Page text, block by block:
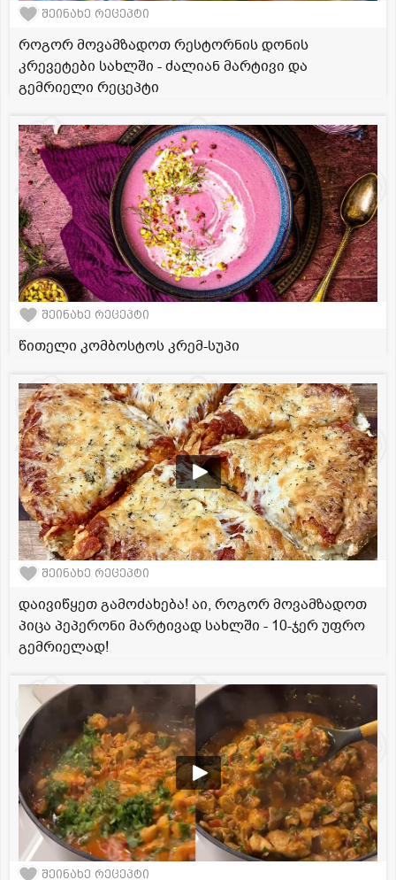
შეინახე რეცეპტი
როგორ მოვამზადოთ რესტორნის დონის
კრევეტები სახლში - ძალიან მარტივი და
გემრიელი რეცეპტი
შეინახე რეცეპტი
წითელი კომბოსტოს კრემ-სუპი
შეინახე რეცეპტი
დაივიწყეთ გამოძახება! აი, როგორ მოვამზადოთ
პიცა პეპერონი მარტივად სახლში - 10-ჯერ უფრო
გემრიელად!
შეინახე რეცეპტი